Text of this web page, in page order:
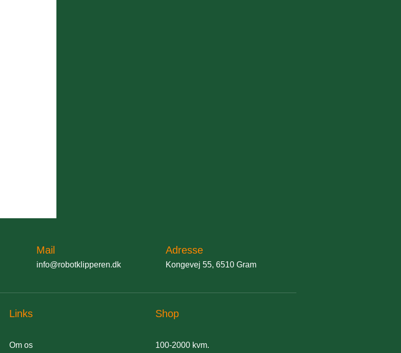
Mail
info@robotklipperen.dk
Adresse
Kongevej 55, 6510 Gram
Links
Om os
Shop
100-2000 kvm.